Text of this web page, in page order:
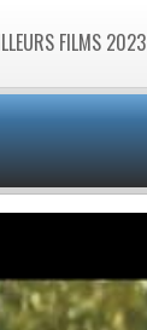
FILMS 2023